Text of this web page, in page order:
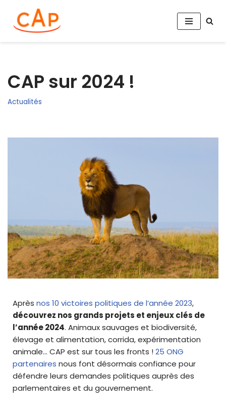
Aller
CAP sur 2024 !
Actualités
Après nos 10 victoires politiques de l’année 2023,
découvrez nos grands projets et enjeux clés de
l’année 2024. Animaux sauvages et biodiversité,
élevage et alimentation, corrida, expérimentation
animale… CAP est sur tous les fronts !25 ONG
partenaires nous font désormais confiance pour
défendre leurs demandes politiques auprès des
parlementaires et du gouvernement.